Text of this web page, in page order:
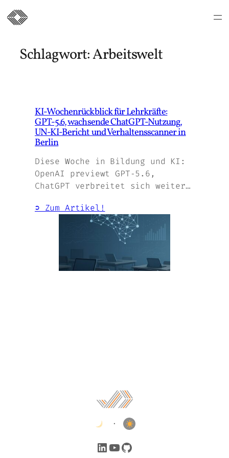
Inhalt
springen
Schlagwort:Arbeitswelt
KI‑Wochenrückblick für Lehrkräfte:
GPT‑5.6, wachsende ChatGPT‑Nutzung,
UN‑KI‑Bericht und Verhaltensscanner in
Berlin
Diese Woche in Bildung und KI:
OpenAI previewt GPT‑5.6,
ChatGPT verbreitet sich weiter…
➲ Zum Artikel!
•
LinkedIn YouTube GitHub